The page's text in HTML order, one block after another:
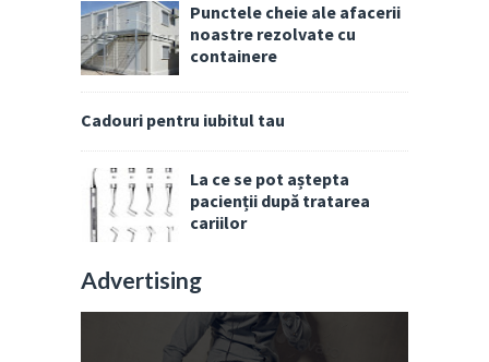
Punctele cheie ale afacerii
noastre rezolvate cu
containere
Cadouri pentru iubitul tau
La ce se pot aștepta
pacienții după tratarea
cariilor
Advertising